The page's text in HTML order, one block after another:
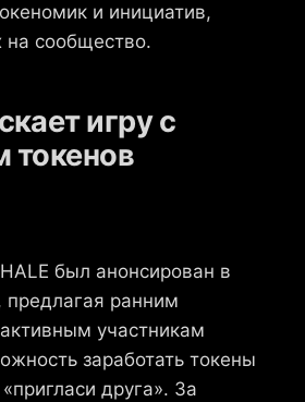
и инициатив,
на сообщество.
игру с
токенов
был анонсирован в
ранним
участникам
заработать токены
друга». За